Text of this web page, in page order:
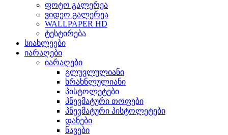
ფოტო გალერეა
ვიდეო გალერეა
WALLPAPER HD
ტესტირება
სიახლეები
იარაღები
იარაღები
გლუვლულიანი
ხრახნლულიანი
პისტოლეტები
პნევმატური თოფები
პნევმატური პისტოლეტები
დანები
ნავები